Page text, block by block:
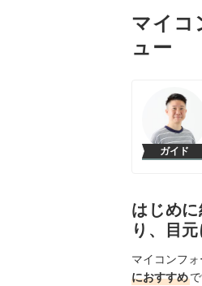
マイコ
ュー
ガイド
はじめ
り、目
マイコンフ
におすすめで